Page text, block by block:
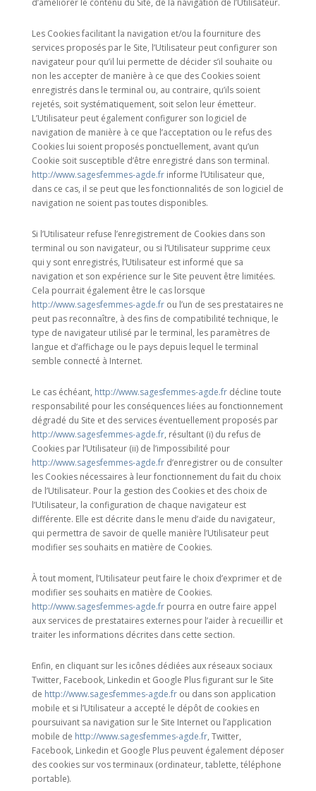
Les Cookies facilitant la navigation et/ou la fourniture des
services proposés par le Site, l’Utilisateur peut configurer son
navigateur pour qu’il lui permette de décider s’il souhaite ou
non les accepter de manière à ce que des Cookies soient
enregistrés dans le terminal ou, au contraire, qu’ils soient
rejetés, soit systématiquement, soit selon leur émetteur.
L’Utilisateur peut également configurer son logiciel de
navigation de manière à ce que l’acceptation ou le refus des
Cookies lui soient proposés ponctuellement, avant qu’un
Cookie soit susceptible d’être enregistré dans son terminal.
http://www.sagesfemmes-agde.frinforme l’Utilisateur que,
dans ce cas, il se peut que les fonctionnalités de son logiciel de
navigation ne soient pas toutes disponibles.
Si l’Utilisateur refuse l’enregistrement de Cookies dans son
terminal ou son navigateur, ou si l’Utilisateur supprime ceux
qui y sont enregistrés, l’Utilisateur est informé que sa
navigation et son expérience sur le Site peuvent être limitées.
Cela pourrait également être le cas lorsque
http://www.sagesfemmes-agde.frou l’un de ses prestataires ne
peut pas reconnaître, à des fins de compatibilité technique, le
type de navigateur utilisé par le terminal, les paramètres de
langue et d’affichage ou le pays depuis lequel le terminal
semble connecté à Internet.
Le cas échéant, http://www.sagesfemmes-agde.frdécline toute
responsabilité pour les conséquences liées au fonctionnement
dégradé du Site et des services éventuellement proposés par
http://www.sagesfemmes-agde.fr, résultant (i) du refus de
Cookies par l’Utilisateur (ii) de l’impossibilité pour
http://www.sagesfemmes-agde.frd’enregistrer ou de consulter
les Cookies nécessaires à leur fonctionnement du fait du choix
de l’Utilisateur. Pour la gestion des Cookies et des choix de
l’Utilisateur, la configuration de chaque navigateur est
différente. Elle est décrite dans le menu d’aide du navigateur,
qui permettra de savoir de quelle manière l’Utilisateur peut
modifier ses souhaits en matière de Cookies.
À tout moment, l’Utilisateur peut faire le choix d’exprimer et de
modifier ses souhaits en matière de Cookies.
http://www.sagesfemmes-agde.frpourra en outre faire appel
aux services de prestataires externes pour l’aider à recueillir et
traiter les informations décrites dans cette section.
Enfin, en cliquant sur les icônes dédiées aux réseaux sociaux
Twitter, Facebook, Linkedin et Google Plus figurant sur le Site
de http://www.sagesfemmes-agde.frou dans son application
mobile et si l’Utilisateur a accepté le dépôt de cookies en
poursuivant sa navigation sur le Site Internet ou l’application
mobile de http://www.sagesfemmes-agde.fr, Twitter,
Facebook, Linkedin et Google Plus peuvent également déposer
des cookies sur vos terminaux (ordinateur, tablette, téléphone
portable).